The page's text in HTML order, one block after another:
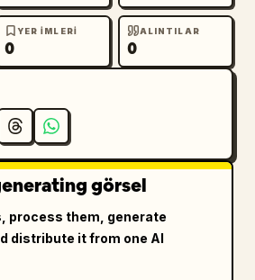
YER IMLERI
0
ALINTILAR
0
görsel
process them, generate
distribute it from one AI